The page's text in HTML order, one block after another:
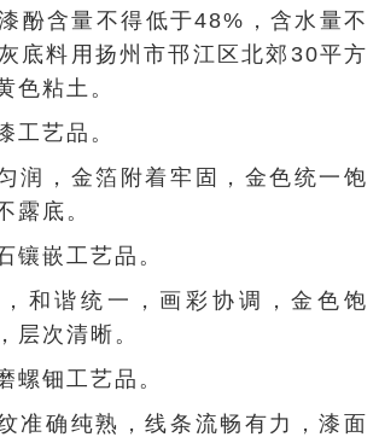
酚含量不得低于48%，含水量不
底料用扬州市邗江区北郊30平方
色粘土。
工艺品。
润，金箔附着牢固，金色统一饱
露底。
镶嵌工艺品。
和谐统一，画彩协调，金色饱
层次清晰。
螺钿工艺品。
准确纯熟，线条流畅有力，漆面